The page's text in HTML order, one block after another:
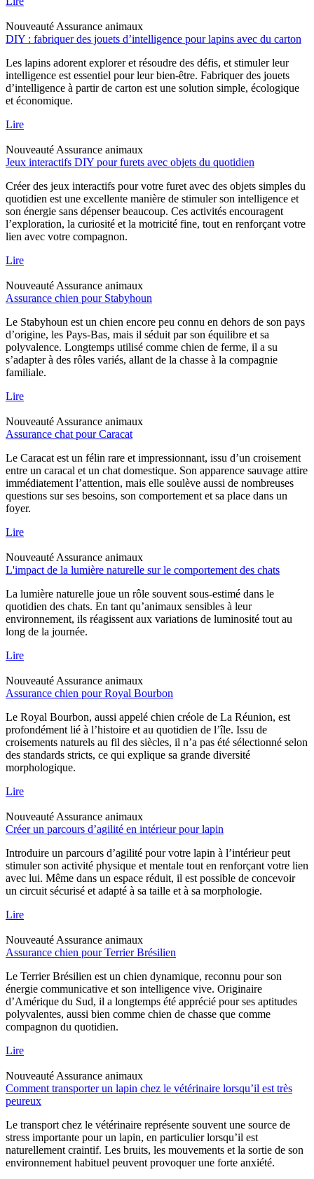
Nouveauté Assurance animaux
DIY : fabriquer des jouets d’intelligence pour lapins avec du carton
Les lapins adorent explorer et résoudre des défis, et stimuler leur
intelligence est essentiel pour leur bien-être. Fabriquer des jouets
d’intelligence à partir de carton est une solution simple, écologique
et économique.
Lire
Nouveauté Assurance animaux
Jeux interactifs DIY pour furets avec objets du quotidien
Créer des jeux interactifs pour votre furet avec des objets simples du
quotidien est une excellente manière de stimuler son intelligence et
son énergie sans dépenser beaucoup. Ces activités encouragent
l’exploration, la curiosité et la motricité fine, tout en renforçant votre
lien avec votre compagnon.
Lire
Nouveauté Assurance animaux
Assurance chien pour Stabyhoun
Le Stabyhoun est un chien encore peu connu en dehors de son pays
d’origine, les Pays-Bas, mais il séduit par son équilibre et sa
polyvalence. Longtemps utilisé comme chien de ferme, il a su
s’adapter à des rôles variés, allant de la chasse à la compagnie
familiale.
Lire
Nouveauté Assurance animaux
Assurance chat pour Caracat
Le Caracat est un félin rare et impressionnant, issu d’un croisement
entre un caracal et un chat domestique. Son apparence sauvage attire
immédiatement l’attention, mais elle soulève aussi de nombreuses
questions sur ses besoins, son comportement et sa place dans un
foyer.
Lire
Nouveauté Assurance animaux
L'impact de la lumière naturelle sur le comportement des chats
La lumière naturelle joue un rôle souvent sous-estimé dans le
quotidien des chats. En tant qu’animaux sensibles à leur
environnement, ils réagissent aux variations de luminosité tout au
long de la journée.
Lire
Nouveauté Assurance animaux
Assurance chien pour Royal Bourbon
Le Royal Bourbon, aussi appelé chien créole de La Réunion, est
profondément lié à l’histoire et au quotidien de l’île. Issu de
croisements naturels au fil des siècles, il n’a pas été sélectionné selon
des standards stricts, ce qui explique sa grande diversité
morphologique.
Lire
Nouveauté Assurance animaux
Créer un parcours d’agilité en intérieur pour lapin
Introduire un parcours d’agilité pour votre lapin à l’intérieur peut
stimuler son activité physique et mentale tout en renforçant votre lien
avec lui. Même dans un espace réduit, il est possible de concevoir
un circuit sécurisé et adapté à sa taille et à sa morphologie.
Lire
Nouveauté Assurance animaux
Assurance chien pour Terrier Brésilien
Le Terrier Brésilien est un chien dynamique, reconnu pour son
énergie communicative et son intelligence vive. Originaire
d’Amérique du Sud, il a longtemps été apprécié pour ses aptitudes
polyvalentes, aussi bien comme chien de chasse que comme
compagnon du quotidien.
Lire
Nouveauté Assurance animaux
Comment transporter un lapin chez le vétérinaire lorsqu’il est très
peureux
Le transport chez le vétérinaire représente souvent une source de
stress importante pour un lapin, en particulier lorsqu’il est
naturellement craintif. Les bruits, les mouvements et la sortie de son
environnement habituel peuvent provoquer une forte anxiété.